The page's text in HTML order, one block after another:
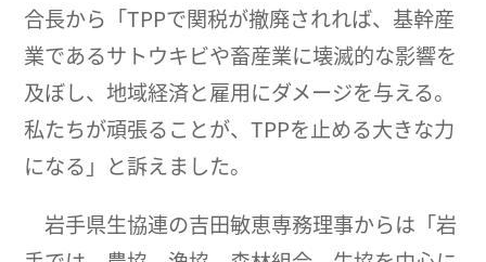
合長から「TPPで関税が撤廃されれば、基幹産
業であるサトウキビや畜産業に壊滅的な影響を
及ぼし、地域経済と雇用にダメージを与える。
私たちが頑張ることが、TPPを止める大きな力
になる」と訴えました。
岩手県生協連の吉田敏恵専務理事からは「岩